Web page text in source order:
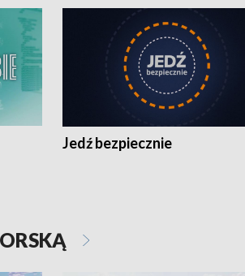
Jedź bezpiecznie